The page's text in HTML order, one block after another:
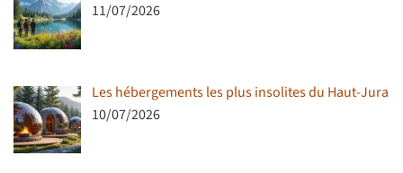
11/07/2026
Les hébergements les plus insolites du Haut-Jura
10/07/2026